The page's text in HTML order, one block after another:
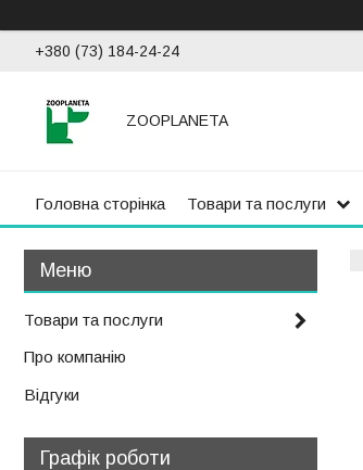
+380 (73) 184-24-24
ZOOPLANETA
Головна сторінка Товари та послуги
Товари та послуги
Про компанію
Відгуки
Графік роботи